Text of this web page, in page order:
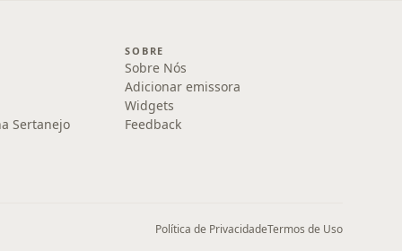
Sertanejo
SOBRE
Sobre Nós
Adicionar emissora
Widgets
Feedback
Política de PrivacidadeTermos de Uso